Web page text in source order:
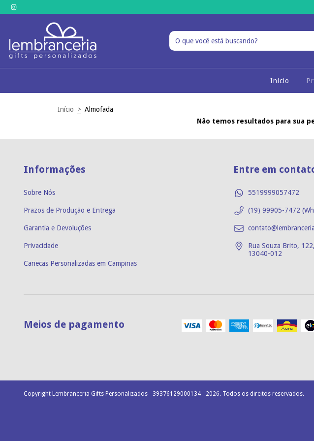
Início
Início > Almofada
Não temos resultados para sua
Informações
Sobre Nós
Prazos de Produção e Entrega
Garantia e Devoluções
Privacidade
Canecas Personalizadas em Campinas
Entre em
5519999057472
(19) 99905-7472
Rua Souza Brito,
13040-012
Meios de pagamento
Copyright Lembranceria Gifts Personalizados - 39376129000134 - 2026. Todos os direitos reservados.